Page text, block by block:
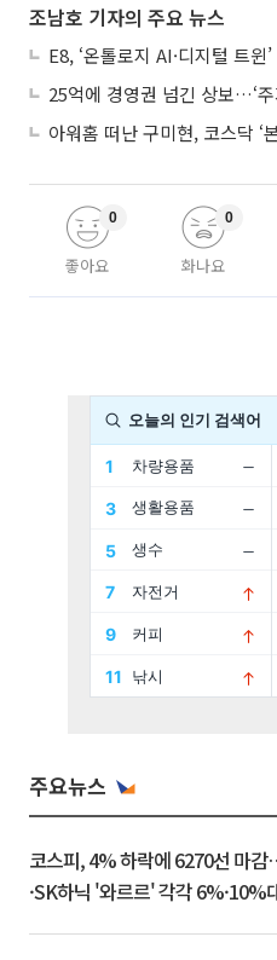
조남호 기자의 주요 뉴스
좋아요
0
화나요
0
주요뉴스
코스피, 4% 하락에 6270선 마
·SK하닉 '와르르' 각각 6%·10%